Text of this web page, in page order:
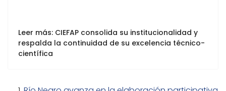
Leer más: CIEFAP consolida su institucionalidad y
respalda la continuidad de su excelencia técnico-
científica